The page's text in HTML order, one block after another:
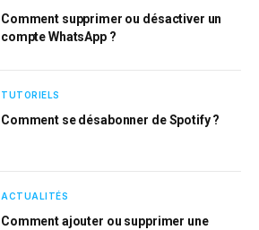
Comment supprimer ou désactiver un
compte WhatsApp ?
TUTORIELS
Comment se désabonner de Spotify ?
ACTUALITÉS
Comment ajouter ou supprimer une